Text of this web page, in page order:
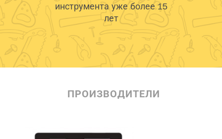
инструмента уже более 15
лет
ПРОИЗВОДИТЕЛИ